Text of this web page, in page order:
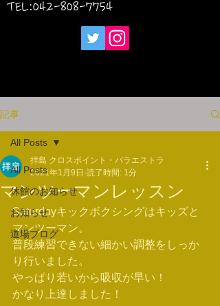
TEL:042-808-7754
記事
All Posts
休館のお知らせ
お知らせ
道場ブログ
All Posts
マンツーマンレッスン
拝島 クロスポイント・パラエストラ
2021年1月9日 読了時間: 1分
Saturdayキックボクシングはキッズと
マンツーマン。
普段練習できない細かい調整をしっか
り行いました。
やっぱり若いから吸収が早い！
かなり上達しました！